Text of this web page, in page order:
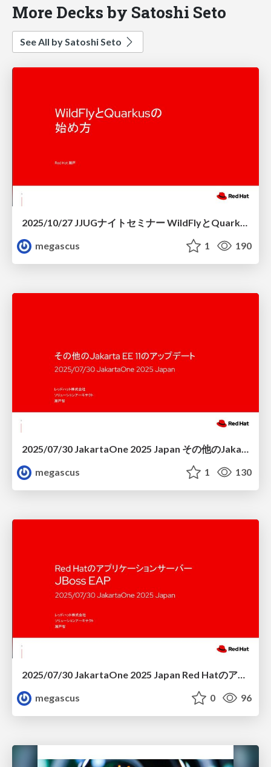
More Decks by Satoshi Seto
See All by Satoshi Seto
2025/10/27 JJUGナイトセミナー WildFlyとQuarkusの 始め方
megascus
1 190
megascus
1 130
2025/07/30 JakartaOne 2025 Japan Red Hatのアプリケーションサーバー JBoss EAP.
megascus
0 96